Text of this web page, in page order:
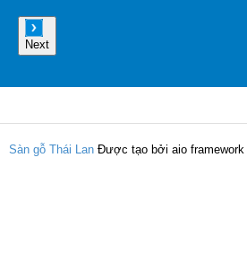
Next
Sàn gỗ Thái Lan Được tạo bởi aio framework